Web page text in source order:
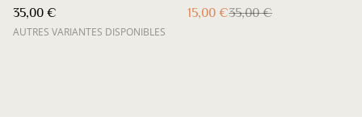
deux coloris
35,00 €
AUTRES VARIANTES DISPONIBLES
15,00 €35,00 €